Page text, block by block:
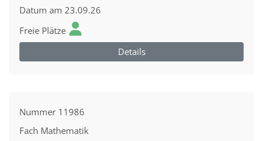
Datum am 23.09.26
Freie Plätze
Details
Nummer 11986
Fach Mathematik